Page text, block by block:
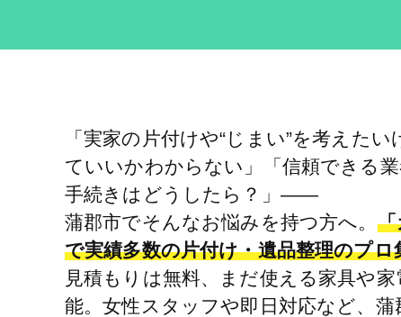
「実家の片付けや“じまい”を考えた
ていいかわからない」「信頼できる
手続きはどうしたら？」――
蒲郡市でそんなお悩みを持つ方へ。 「
で実績多数の片付け・遺品整理のプロ
見積もりは無料、まだ使える家具や
能。女性スタッフや即日対応など、